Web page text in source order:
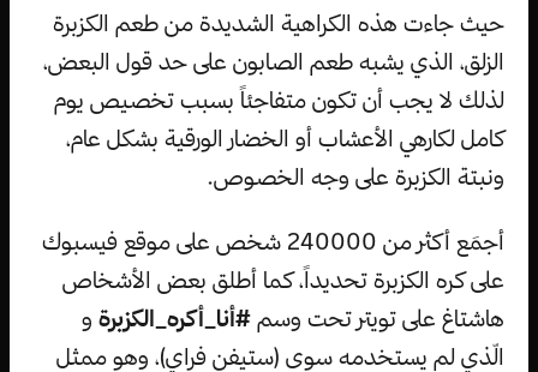
حيث جاءت هذه الكراهية الشديدة من طعم الكزبرة
الزلق، الذي يشبه طعم الصابون على حد قول البعض،
لذلك لا يجب أن تكون متفاجئاً بسبب تخصيص يوم
كامل لكارهي الأعشاب أو الخضار الورقية بشكل عام،
ونبتة الكزبرة على وجه الخصوص.
أجمَع أكثر من 240000 شخص على موقع فيسبوك
على كره الكزبرة تحديداً، كما أطلق بعض الأشخاص
هاشتاغ على تويتر تحت وسم #أنا_أكره_الكزبرة و
الّذي لم يستخدمه سوى (ستيفن فراي)، وهو ممثل